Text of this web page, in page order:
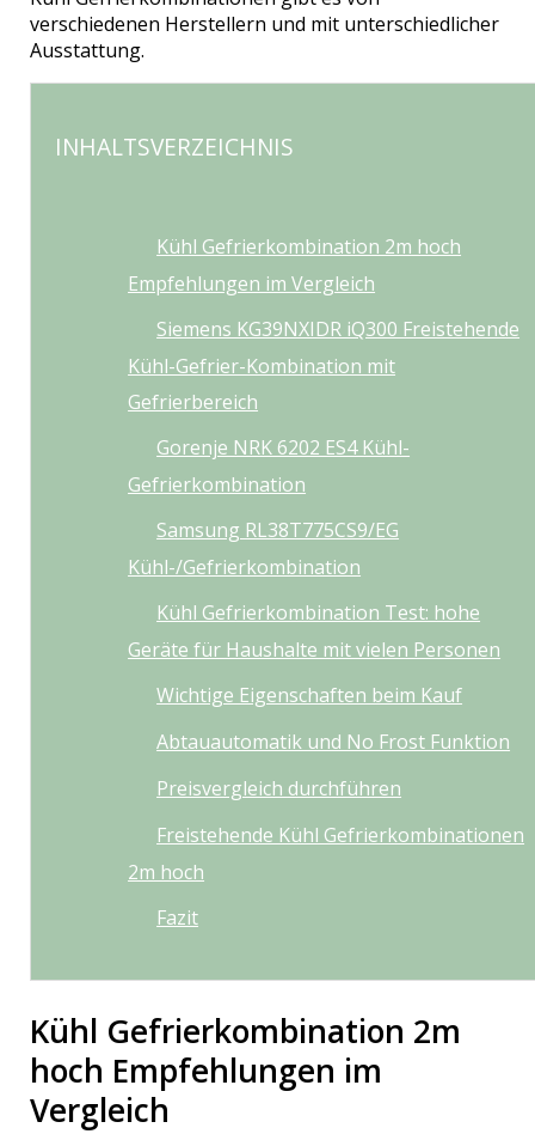
verschiedenen Herstellern und mit unterschiedlicher
Ausstattung.
INHALTSVERZEICHNIS
Kühl Gefrierkombination 2m hoch
Empfehlungen im Vergleich
Siemens KG39NXIDR iQ300 Freistehende
Kühl-Gefrier-Kombination mit
Gefrierbereich
Gorenje NRK 6202 ES4 Kühl-
Gefrierkombination
Samsung RL38T775CS9/EG
Kühl-/Gefrierkombination
Kühl Gefrierkombination Test: hohe
Geräte für Haushalte mit vielen Personen
Wichtige Eigenschaften beim Kauf
Abtauautomatik und No Frost Funktion
Preisvergleich durchführen
Freistehende Kühl Gefrierkombinationen
2m hoch
Fazit
Kühl Gefrierkombination 2m
hoch Empfehlungen im
Vergleich